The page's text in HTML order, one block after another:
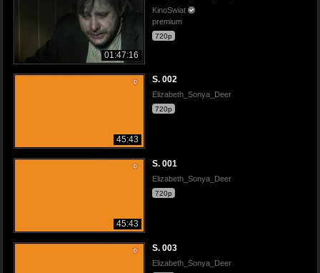
01:47:16
KinoSwiat
premium
720p
45:43
S. 002
Elizabeth_Sonya_Deer
720p
45:43
S. 001
Elizabeth_Sonya_Deer
720p
S. 003
Elizabeth_Sonya_Deer